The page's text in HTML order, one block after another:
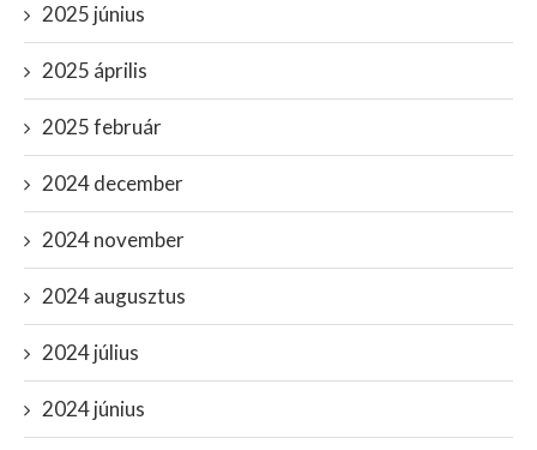
2025 június
2025 április
2025 február
2024 december
2024 november
2024 augusztus
2024 július
2024 június